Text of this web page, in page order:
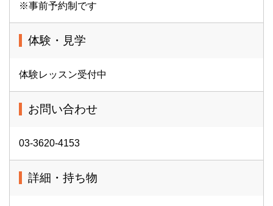
※事前予約制です
体験・見学
体験レッスン受付中
お問い合わせ
03-3620-4153
詳細・持ち物